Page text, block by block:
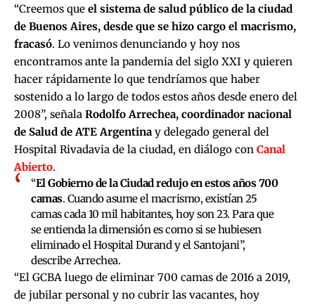
“Creemos que el sistema de salud público de la ciudad
de Buenos Aires, desde que se hizo cargo el macrismo,
fracasó. Lo venimos denunciando y hoy nos
encontramos ante la pandemia del siglo XXI y quieren
hacer rápidamente lo que tendríamos que haber
sostenido a lo largo de todos estos años desde enero del
2008”, señala Rodolfo Arrechea, coordinador nacional
de Salud de ATE Argentina y delegado general del
Hospital Rivadavia de la ciudad, en diálogo con Canal
Abierto.
“El Gobierno de la Ciudad redujo en estos años 700
camas. Cuando asume el macrismo, existían 25
camas cada 10 mil habitantes, hoy son 23. Para que
se entienda la dimensión es como si se hubiesen
eliminado el Hospital Durand y el Santojani”,
describe Arrechea.
“El GCBA luego de eliminar 700 camas de 2016 a 2019,
de jubilar personal y no cubrir las vacantes, hoy